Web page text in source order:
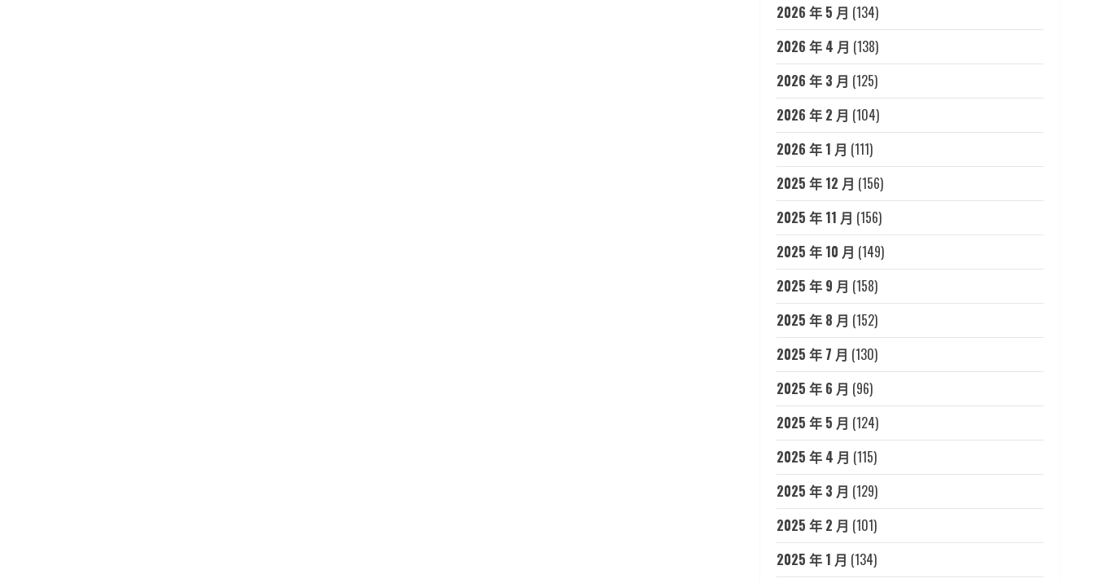
2026 年 5 月 (134)
2026 年 4 月 (138)
2026 年 3 月 (125)
2026 年 2 月 (104)
2026 年 1 月 (111)
2025 年 12 月 (156)
2025 年 11 月 (156)
2025 年 10 月 (149)
2025 年 9 月 (158)
2025 年 8 月 (152)
2025 年 7 月 (130)
2025 年 6 月 (96)
2025 年 5 月 (124)
2025 年 4 月 (115)
2025 年 3 月 (129)
2025 年 2 月 (101)
2025 年 1 月 (134)